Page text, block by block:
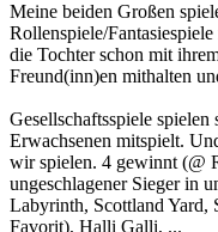
Meine beiden Großen
Rollenspiele/
die Tochter schon mit
Freund(inn)en mithalten
Gesellschaftsspiele
Erwachsenen mitspielt.
wir spielen. 4 gewinnt (@
ungeschlagener Sieger in
Labyrinth, Scottland Yard,
Favorit), Halli Galli, ...